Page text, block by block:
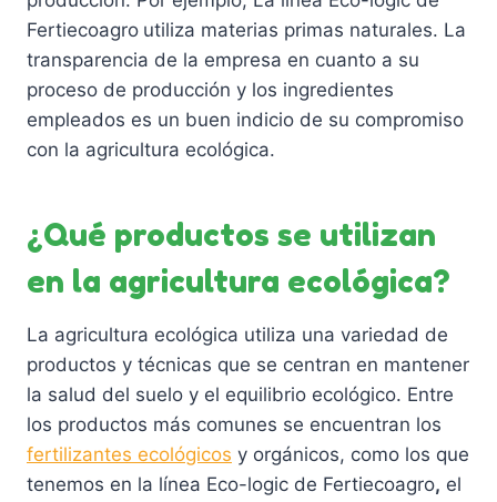
g
i
r
e
n
p
g
e
p
Fertiecoagro utiliza materias primas naturales. La
transparencia de la empresa en cuanto a su
proceso de producción y los ingredientes
empleados es un buen indicio de su compromiso
con la agricultura ecológica.
¿Qué productos se utilizan
en la agricultura ecológica?
La agricultura ecológica utiliza una variedad de
productos y técnicas que se centran en mantener
la salud del suelo y el equilibrio ecológico. Entre
los productos más comunes se encuentran los
fertilizantes ecológicos y orgánicos, como los que
tenemos en la línea Eco-logic de Fertiecoagro, el